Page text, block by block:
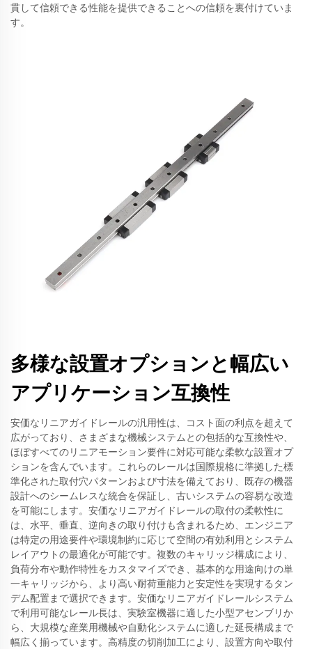
貫して信頼できる性能を提供できることへの信頼を裏付けていま
す。
多様な設置オプションと幅広い
アプリケーション互換性
安価なリニアガイドレールの汎用性は、コスト面の利点を超えて
広がっており、さまざまな機械システムとの包括的な互換性や、
ほぼすべてのリニアモーション要件に対応可能な柔軟な設置オプ
ションを含んでいます。これらのレールは国際規格に準拠した標
準化された取付穴パターンおよび寸法を備えており、既存の機器
設計へのシームレスな統合を保証し、古いシステムの容易な改造
を可能にします。安価なリニアガイドレールの取付の柔軟性に
は、水平、垂直、逆向きの取り付けも含まれるため、エンジニア
は特定の用途要件や環境制約に応じて空間の有効利用とシステム
レイアウトの最適化が可能です。複数のキャリッジ構成により、
負荷分布や動作特性をカスタマイズでき、基本的な用途向けの単
一キャリッジから、より高い耐荷重能力と安定性を実現するタン
デム配置まで選択できます。安価なリニアガイドレールシステム
で利用可能なレール長は、実験室機器に適した小型アセンブリか
ら、大規模な産業用機械や自動化システムに適した延長構成まで
幅広く揃っています。高精度の切削加工により、設置方向や取付